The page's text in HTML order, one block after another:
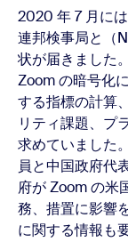
2020 年 7 月に
連邦検事局と（
状が届きました
Zoom の暗号化
する指標の計算
リティ課題、プ
求めていました
員と中国政府代
府が Zoom の米
務、措置に影響
に関する情報も